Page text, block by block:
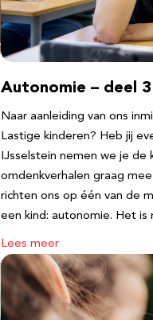
Autonomie – deel 3
Naar aanleiding van ons
Lastige kinderen? Heb jij
IJsselstein nemen we je de
omdenkverhalen graag
richten ons op één van de
een kind: autonomie. Het
Lees meer